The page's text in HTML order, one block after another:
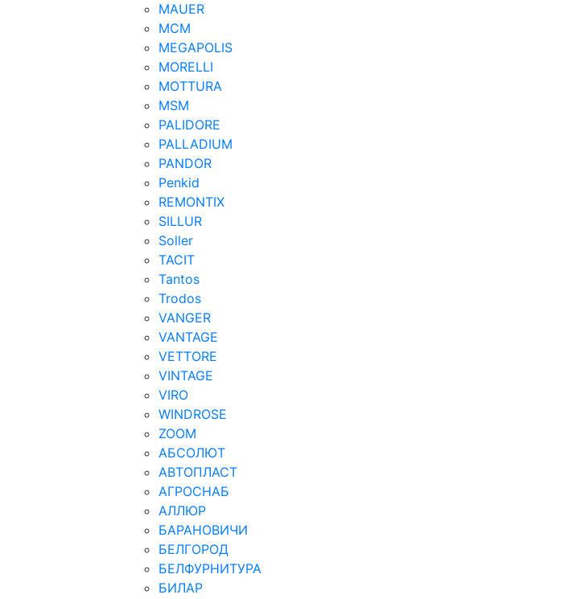
MAUER
MCM
MEGAPOLIS
MORELLI
MOTTURA
MSM
PALIDORE
PALLADIUM
PANDOR
Penkid
REMONTIX
SILLUR
Soller
TACIT
Tantos
Trodos
VANGER
VANTAGE
VETTORE
VINTAGE
VIRO
WINDROSE
ZOOM
АБСОЛЮТ
АВТОПЛАСТ
АГРОСНАБ
АЛЛЮР
БАРАНОВИЧИ
БЕЛГОРОД
БЕЛФУРНИТУРА
БИЛАР